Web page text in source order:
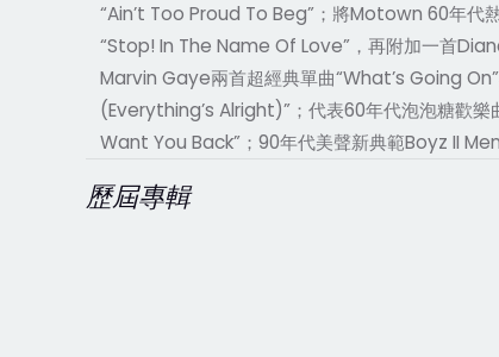
“Ain’t Too Proud To Beg”；將Motown 60年代
“Stop! In The Name Of Love”，再附加一首
Marvin Gaye兩首超經典單曲“What’s Going
(Everything’s Alright)”；代表60年代泡泡糖歡
Want You Back”；90年代美聲新典範Boyz II
歷屆專輯